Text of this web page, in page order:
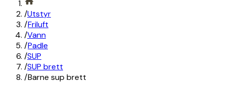
/Utstyr
/Friluft
/Vann
/Padle
/SUP
/SUP brett
/Barne sup brett